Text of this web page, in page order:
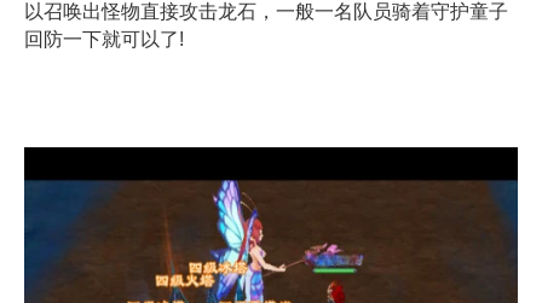
以召唤出怪物直接攻击龙石，一般一名队员骑着守护童子
回防一下就可以了!